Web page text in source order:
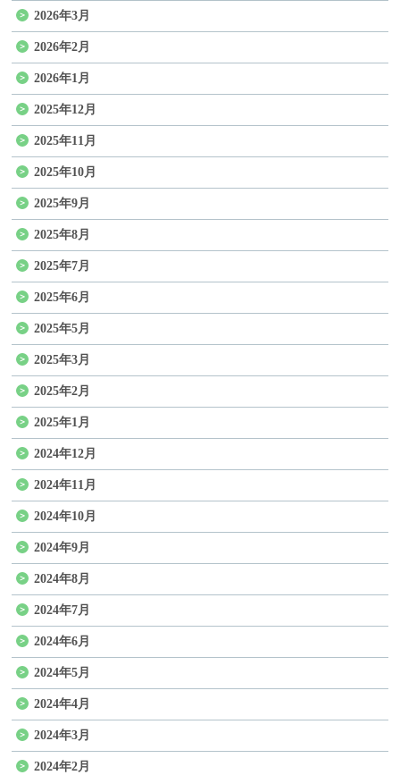
2026年3月
2026年2月
2026年1月
2025年12月
2025年11月
2025年10月
2025年9月
2025年8月
2025年7月
2025年6月
2025年5月
2025年3月
2025年2月
2025年1月
2024年12月
2024年11月
2024年10月
2024年9月
2024年8月
2024年7月
2024年6月
2024年5月
2024年4月
2024年3月
2024年2月